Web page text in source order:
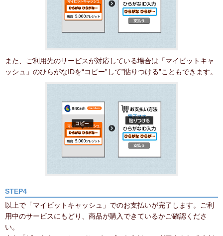
また、ご利用先のサービスが対応している場合は「マイビットキャ
ッシュ」のひらがなIDを“コピー”して”貼りつける”こともできます。
STEP4
以上で「マイビットキャッシュ」でのお支払いが完了します。ご利
用中のサービスにもどり、商品が購入できているかご確認くださ
い。